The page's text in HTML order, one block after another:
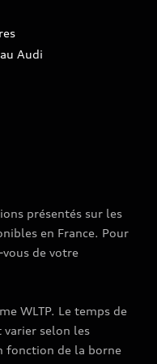
Audi
présentés sur les
en France. Pour
de votre
WLTP. Le temps de
selon les
fonction de la borne